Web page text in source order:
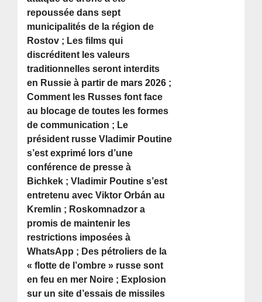
repoussée dans sept
municipalités de la région de
Rostov ; Les films qui
discréditent les valeurs
traditionnelles seront interdits
en Russie à partir de mars 2026 ;
Comment les Russes font face
au blocage de toutes les formes
de communication ; Le
président russe Vladimir Poutine
s’est exprimé lors d’une
conférence de presse à
Bichkek ; Vladimir Poutine s’est
entretenu avec Viktor Orbán au
Kremlin ; Roskomnadzor a
promis de maintenir les
restrictions imposées à
WhatsApp ; Des pétroliers de la
« flotte de l’ombre » russe sont
en feu en mer Noire ; Explosion
sur un site d’essais de missiles